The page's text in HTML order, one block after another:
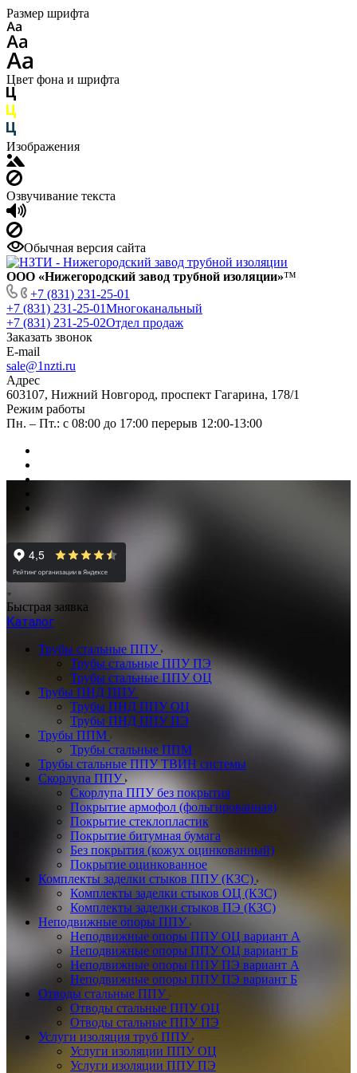
Размер шрифта
Цвет фона и шрифта
Изображения
Озвучивание текста
Обычная версия сайта
ООО «Нижегородский завод трубной изоляции»™
+7 (831) 231-25-01
+7 (831) 231-25-01Многоканальный
+7 (831) 231-25-02Отдел продаж
Заказать звонок
E-mail
sale@1nzti.ru
Адрес
603107, Нижний Новгород, проспект Гагарина, 178/1
Режим работы
Пн. – Пт.: с 08:00 до 17:00 перерыв 12:00-13:00
Быстрая заявка
Каталог
Трубы стальные ППУ
Трубы стальные ППУ ПЭ
Трубы стальные ППУ ОЦ
Трубы ПНД ППУ
Трубы ПНД ППУ ОЦ
Трубы ПНД ППУ ПЭ
Трубы ППМ
Трубы стальные ППМ
Трубы стальные ППУ ТВИН системы
Скорлупа ППУ
Скорлупа ППУ без покрытия
Покрытие армофол (фольгированная)
Покрытие стеклопластик
Покрытие битумная бумага
Без покрытия (кожух оцинкованный)
Покрытие оцинкованное
Комплекты заделки стыков ППУ (КЗС)
Комплекты заделки стыков ОЦ (КЗС)
Комплекты заделки стыков ПЭ (КЗС)
Неподвижные опоры ППУ
Неподвижные опоры ППУ ОЦ вариант А
Неподвижные опоры ППУ ОЦ вариант Б
Неподвижные опоры ППУ ПЭ вариант А
Неподвижные опоры ППУ ПЭ вариант Б
Отводы стальные ППУ
Отводы стальные ППУ ОЦ
Отводы стальные ППУ ПЭ
Услуги изоляция труб ППУ
Услуги изоляции ППУ ОЦ
Услуги изоляции ППУ ПЭ